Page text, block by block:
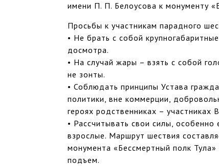
имени П. П. Белоусова к монументу
Просьбы к участникам парадного
• Не брать с собой
досмотра.
• На случай жары – взять с собой
не зонты.
• Соблюдать принципы Устава
политики, вне коммерции,
героях родственниках – участниках
• Рассчитывать свои силы,
взрослые. Маршрут шествия
монумента «Бессмертный полк
подъем.